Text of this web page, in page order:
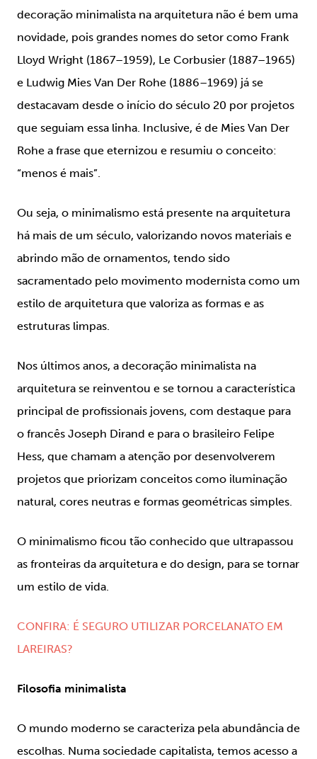
decoração minimalista na arquitetura não é bem uma
novidade, pois grandes nomes do setor como Frank
Lloyd Wright (1867–1959), Le Corbusier (1887–1965)
e Ludwig Mies Van Der Rohe (1886–1969) já se
destacavam desde o início do século 20 por projetos
que seguiam essa linha. Inclusive, é de Mies Van Der
Rohe a frase que eternizou e resumiu o conceito:
“menos é mais”.
Ou seja, o minimalismo está presente na arquitetura
há mais de um século, valorizando novos materiais e
abrindo mão de ornamentos, tendo sido
sacramentado pelo movimento modernista como um
estilo de arquitetura que valoriza as formas e as
estruturas limpas.
Nos últimos anos, a decoração minimalista na
arquitetura se reinventou e se tornou a característica
principal de profissionais jovens, com destaque para
o francês Joseph Dirand e para o brasileiro Felipe
Hess, que chamam a atenção por desenvolverem
projetos que priorizam conceitos como iluminação
natural, cores neutras e formas geométricas simples.
O minimalismo ficou tão conhecido que ultrapassou
as fronteiras da arquitetura e do design, para se tornar
um estilo de vida.
CONFIRA: É SEGURO UTILIZAR PORCELANATO EM
LAREIRAS?
Filosofia minimalista
O mundo moderno se caracteriza pela abundância de
escolhas. Numa sociedade capitalista, temos acesso a